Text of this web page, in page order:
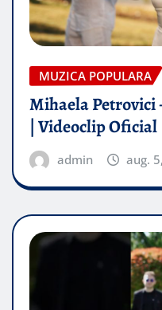
MUZICA POPULARA
Mihaela Petrovici
| Videoclip Oficial
admin aug.